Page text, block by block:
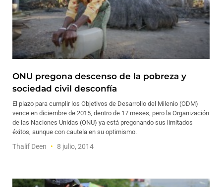
ONU pregona descenso de la pobreza y
sociedad civil desconfía
El plazo para cumplir los Objetivos de Desarrollo del Milenio (ODM)
vence en diciembre de 2015, dentro de 17 meses, pero la Organización
de las Naciones Unidas (ONU) ya está pregonando sus limitados
éxitos, aunque con cautela en su optimismo.
Thalif Deen 8 julio, 2014